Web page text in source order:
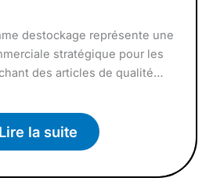
destockage représente une
stratégique pour les
des articles de qualité…
Lire la suite